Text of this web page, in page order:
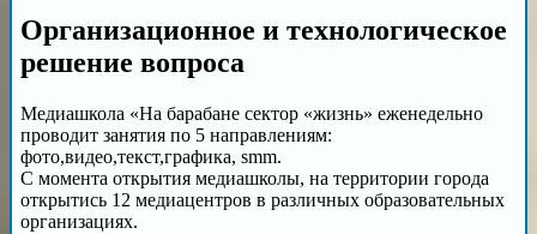
Организационное и технологическое
решение вопроса
Медиашкола «На барабане сектор «жизнь» еженедельно
проводит занятия по 5 направлениям:
фото,видео,текст,графика, smm.
С момента открытия медиашколы, на территории города
открытись 12 медиацентров в различных образовательных
организациях.